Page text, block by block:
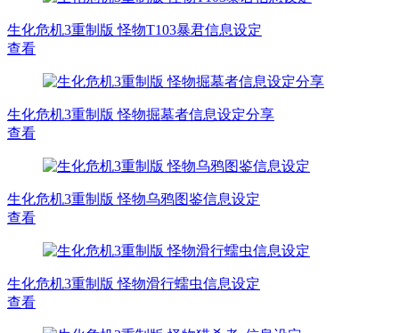
生化危机3重制版 怪物T103暴君信息设定
查看
生化危机3重制版 怪物掘墓者信息设定分享
查看
生化危机3重制版 怪物乌鸦图鉴信息设定
查看
生化危机3重制版 怪物滑行蠕虫信息设定
查看